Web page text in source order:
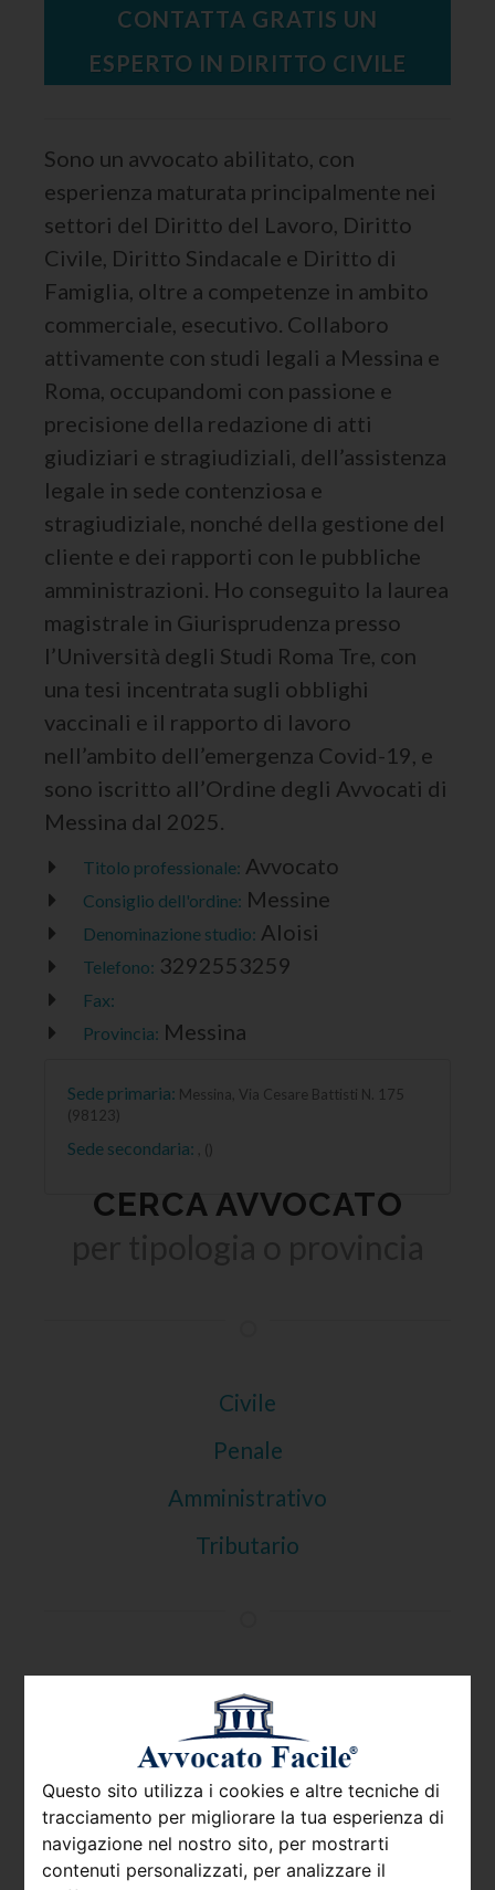
Questo sito utilizza i cookies e altre tecniche di
tracciamento per migliorare la tua esperienza di
navigazione nel nostro sito, per mostrarti
contenuti personalizzati, per analizzare il
CONTATTA GRATIS UN
ESPERTO IN DIRITTO CIVILE
Sono un avvocato abilitato, con
esperienza maturata principalmente nei
settori del Diritto del Lavoro, Diritto
Civile, Diritto Sindacale e Diritto di
Famiglia, oltre a competenze in ambito
commerciale, esecutivo. Collaboro
attivamente con studi legali a Messina e
Roma, occupandomi con passione e
precisione della redazione di atti
giudiziari e stragiudiziali, dell’assistenza
legale in sede contenziosa e
stragiudiziale, nonché della gestione del
cliente e dei rapporti con le pubbliche
amministrazioni. Ho conseguito la laurea
magistrale in Giurisprudenza presso
l’Università degli Studi Roma Tre, con
una tesi incentrata sugli obblighi
vaccinali e il rapporto di lavoro
nell’ambito dell’emergenza Covid-19, e
sono iscritto all’Ordine degli Avvocati di
Messina dal 2025.
Titolo professionale: Avvocato
Consiglio dell'ordine: Messine
Denominazione studio: Aloisi
Telefono: 3292553259
Fax:
Provincia: Messina
Sede primaria: Messina, Via Cesare Battisti N. 175
(98123)
Sede secondaria: , ()
CERCA AVVOCATO
Civile
Penale
Amministrativo
Tributario
Avvocati Milano
Avvocati Roma
Avvocati Torino
Avvocati Firenze
Avvocati Napoli